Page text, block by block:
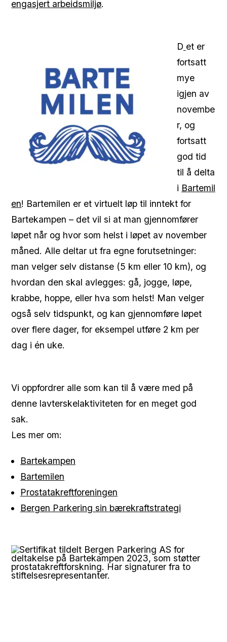
engasjert arbeidsmiljø.
D et er
fortsatt
mye
igjen av
novembe
r, og
fortsatt
god tid
til å delta
i Bartemil
en! Bartemilen er et virtuelt løp til inntekt for
Bartekampen – det vil si at man gjennomfører
løpet når og hvor som helst i løpet av november
måned. Alle deltar ut fra egne forutsetninger:
man velger selv distanse (5 km eller 10 km), og
hvordan den skal avlegges: gå, jogge, løpe,
krabbe, hoppe, eller hva som helst! Man velger
også selv tidspunkt, og kan gjennomføre løpet
over flere dager, for eksempel utføre 2 km per
dag i én uke.
Vi oppfordrer alle som kan til å være med på
denne lavterskelaktiviteten for en meget god
sak.
Les mer om:
Bartekampen
Bartemilen
Prostatakreftforeningen
Bergen Parkering sin bærekraftstrategi